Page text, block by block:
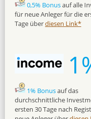
0,5% Bonusauf alle
für neue Anleger für die
Tage überdiesen Link*
1% Bonusauf das
durchschnittliche
ersten 30 Tage nach